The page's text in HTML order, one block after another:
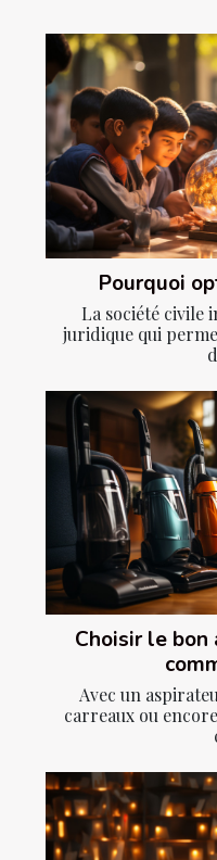
Pourquoi
La société civile
juridique qui
Choisir le bon
Avec un
carreaux ou